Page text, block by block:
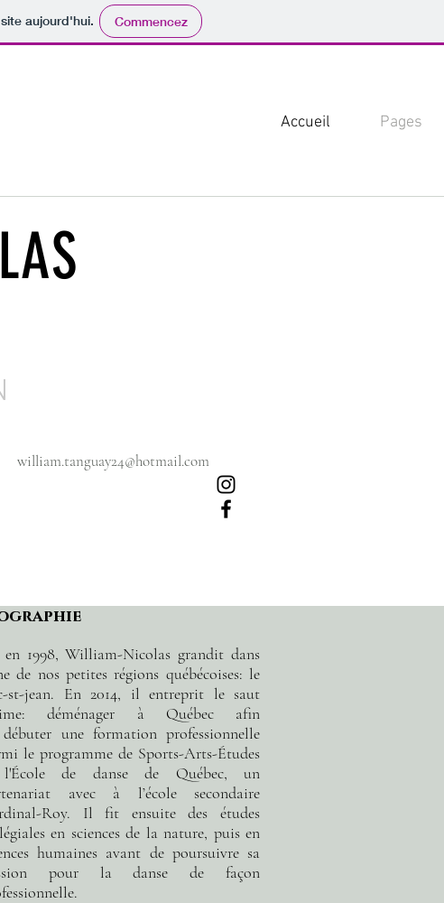
aujourd'hui. Commencez
Accueil Pages
william.tanguay24@hotmail.com
en 1998, William-Nicolas grandit dans
de nos petites régions québécoises: le
st-jean. En 2014, il entreprit le saut
déménager à Québec afin
une formation professionnelle
le programme de Sports-Arts-Études
l'École de danse de Québec, un
avec à l’école secondaire
Roy. Il fit ensuite des études
en sciences de la nature, puis en
humaines avant de poursuivre sa
pour la danse de façon